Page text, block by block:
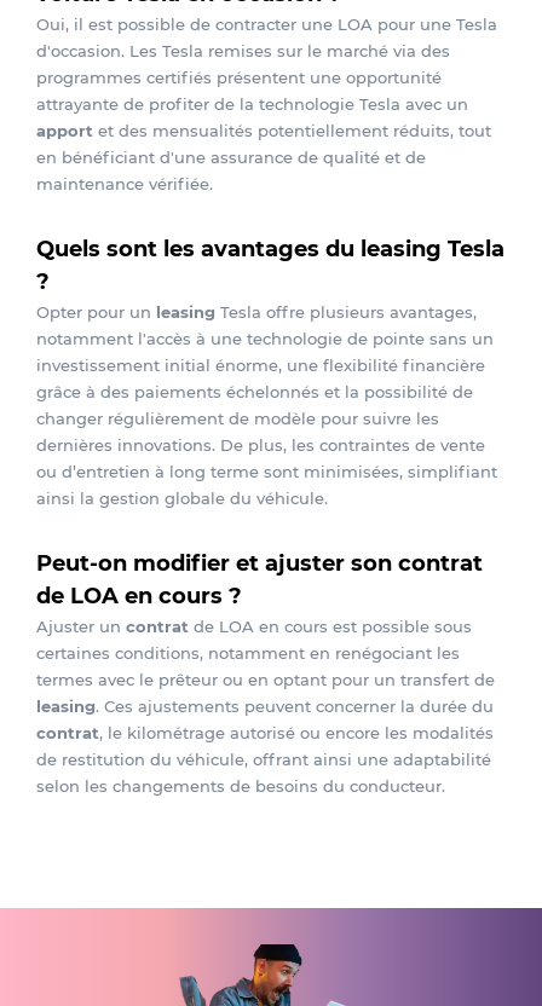
Oui, il est possible de contracter une LOA pour une Tesla
d'occasion. Les Tesla remises sur le marché via des
programmes certifiés présentent une opportunité
attrayante de profiter de la technologie Tesla avec un
apport et des mensualités potentiellement réduits, tout
en bénéficiant d'une assurance de qualité et de
maintenance vérifiée.
Quels sont les avantages du leasing Tesla
?
Opter pour un leasing Tesla offre plusieurs avantages,
notamment l'accès à une technologie de pointe sans un
investissement initial énorme, une flexibilité financière
grâce à des paiements échelonnés et la possibilité de
changer régulièrement de modèle pour suivre les
dernières innovations. De plus, les contraintes de vente
ou d’entretien à long terme sont minimisées, simplifiant
ainsi la gestion globale du véhicule.
Peut-on modifier et ajuster son contrat
de LOA en cours ?
Ajuster un contrat de LOA en cours est possible sous
certaines conditions, notamment en renégociant les
termes avec le prêteur ou en optant pour un transfert de
leasing. Ces ajustements peuvent concerner la durée du
contrat, le kilométrage autorisé ou encore les modalités
de restitution du véhicule, offrant ainsi une adaptabilité
selon les changements de besoins du conducteur.